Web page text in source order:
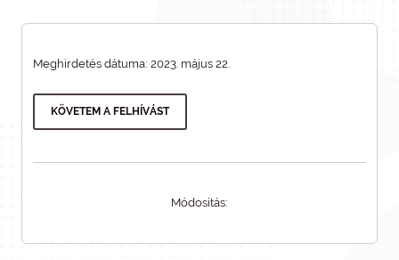
Meghirdetés dátuma: 2023. május 22.
KÖVETEM A FELHÍVÁST
Módosítás: